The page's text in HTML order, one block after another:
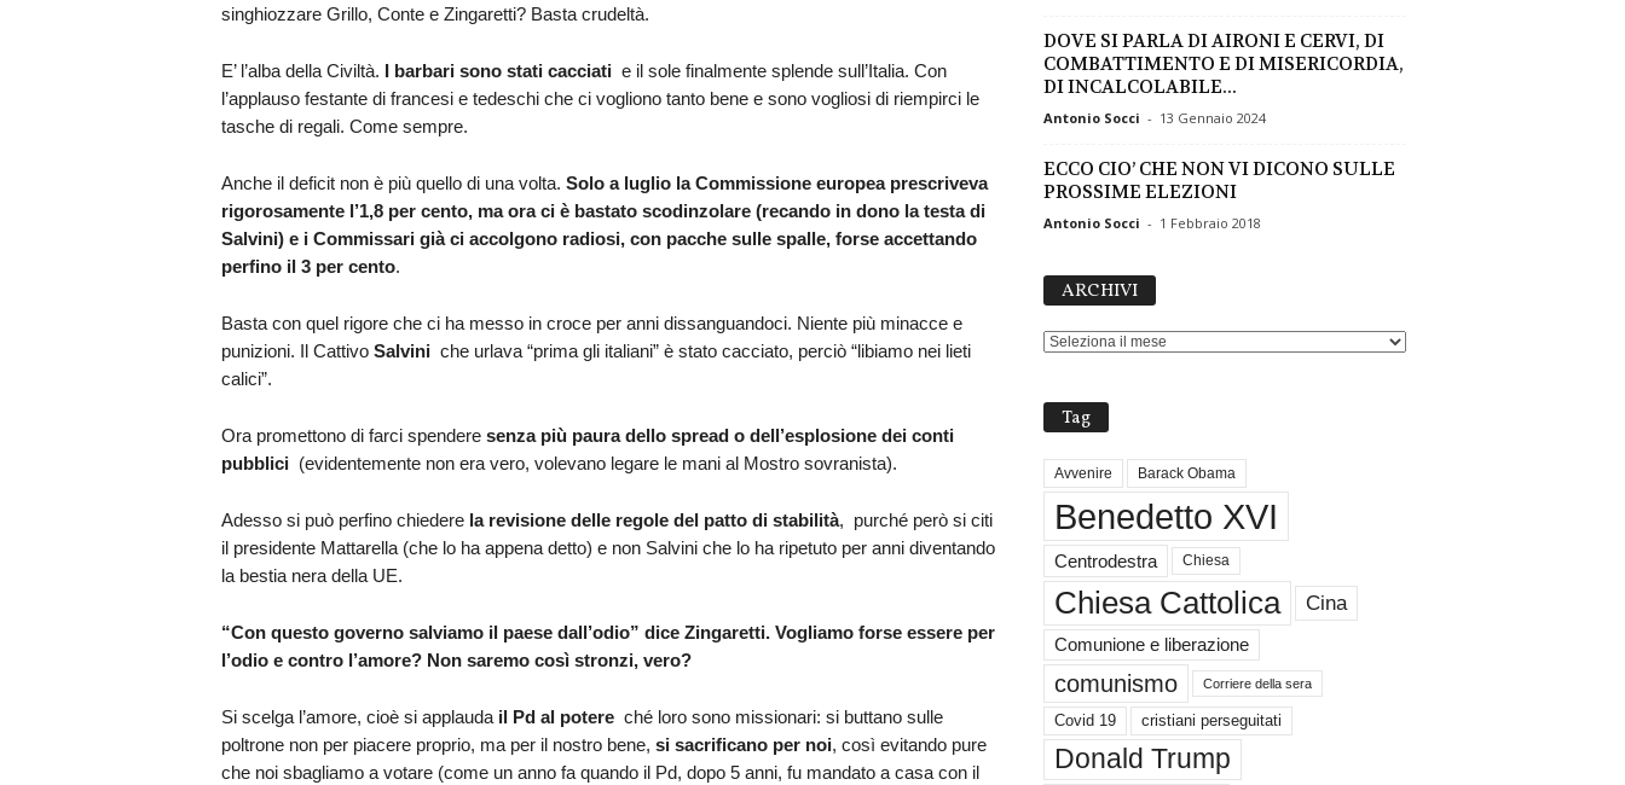
singhiozzare Grillo, Conte e Zingaretti? Basta crudeltà.
E’ l’alba della Civiltà. I barbari sono stati cacciatie il sole finalmente splende sull’Italia. Con
l’applauso festante di francesi e tedeschi che ci vogliono tanto bene e sono vogliosi di riempirci le
tasche di regali. Come sempre.
Anche il deficit non è più quello di una volta. Solo a luglio la Commissione europea prescriveva
rigorosamente l’1,8 per cento, ma ora ci è bastato scodinzolare (recando in dono la testa di
Salvini) e i Commissari già ci accolgono radiosi, con pacche sulle spalle, forse accettando
perfino il 3 per cento.
Basta con quel rigore che ci ha messo in croce per anni dissanguandoci. Niente più minacce e
punizioni. Il Cattivo Salviniche urlava “prima gli italiani” è stato cacciato, perciò “libiamo nei lieti
calici”.
Ora promettono di farci spendere senza più paura dello spread o dell’esplosione dei conti
pubblici (evidentemente non era vero, volevano legare le mani al Mostro sovranista).
Adesso si può perfino chiedere la revisione delle regole del patto di stabilità, purché però si citi
il presidente Mattarella (che lo ha appena detto) e non Salvini che lo ha ripetuto per anni diventando
la bestia nera della UE.
“Con questo governo salviamo il paese dall’odio” dice Zingaretti. Vogliamo forse essere per
l’odio e contro l’amore? Non saremo così stronzi, vero?
Si scelga l’amore, cioè si applauda il Pd al potereché loro sono missionari: si buttano sulle
poltrone non per piacere proprio, ma per il nostro bene, si sacrificano per noi, così evitando pure
che noi sbagliamo a votare (come un anno fa quando il Pd, dopo 5 anni, fu mandato a casa con il
DOVE SI PARLA DI AIRONI E CERVI, DI
COMBATTIMENTO E DI MISERICORDIA,
DI INCALCOLABILE...
Antonio Socci - 13 Gennaio 2024
ECCO CIO’ CHE NON VI DICONO SULLE
PROSSIME ELEZIONI
Antonio Socci - 1 Febbraio 2018
ARCHIVI
Tag
Avvenire Barack Obama
Benedetto XVI
Centrodestra Chiesa
Chiesa Cattolica Cina
Comunione e liberazione
comunismo Corriere della sera
Covid 19 cristiani perseguitati
Donald Trump